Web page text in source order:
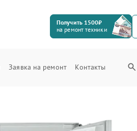
Получить 1500₽
на ремонт техники
Заявка на ремонт Контакты